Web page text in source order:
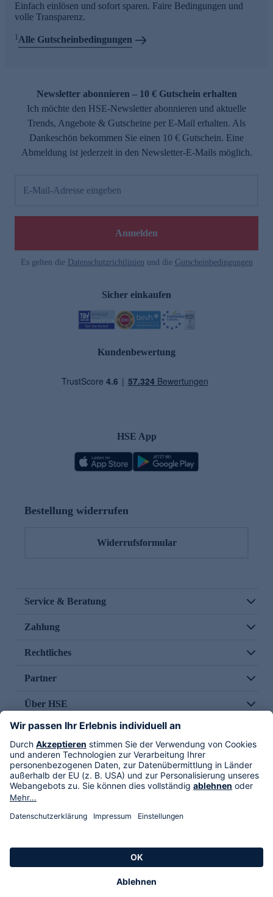
Einfach einlösen und sofort sparen. Faire Bedingungen und
volle Transparenz.
1Alle Gutscheinbedingungen
Newsletter abonnieren – 10 € Gutschein erhalten
Ich möchte den HSE-Newsletter abonnieren und aktuelle
Trends, Angebote & Gutscheine per E-Mail erhalten. Als
Dankeschön bekommen Sie einen 10 € Gutschein. Eine
Abmeldung ist jederzeit in den Newsletter-E-Mails möglich.
E-Mail-Adresse eingeben
Anmelden
Es gelten die Datenschutzrichtlinien und die Gutscheinbedingungen
Sicher einkaufen
Kundenbewertung
HSE App
Bestellung widerrufen
Widerrufsformular
Service & Beratung
Zahlung
Rechtliches
Partner
Über HSE
Im TV
HSE International